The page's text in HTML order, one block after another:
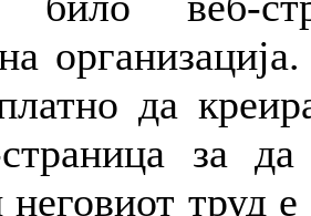
да
за
неговиот труд